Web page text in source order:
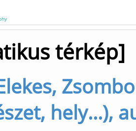
térkép]
hely...),